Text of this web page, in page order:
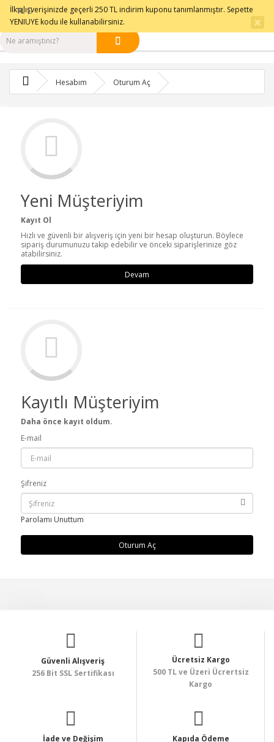
İlk alışverişinizde geçerli 250 TL indirim kuponu tanımlanmıştır. Sepette
YENIUYE kodu ile kullanabilirsiniz.
×
TL 0501 331 9500 Sipariş Takip İletişim
Hesabım Oturum Aç
Yeni Müşteriyim
Kayıt Ol
Hızlı ve güvenli bir alışveriş için yeni bir hesap oluşturun. Böylece
sipariş durumunuzu takip edebilir ve önceki siparişlerinize göz
atabilirsiniz.
Devam
Kayıtlı Müşteriyim
Daha önce kayıt oldum.
E-mail
Şifreniz
Parolamı Unuttum
Güvenli Alışveriş
256 Bit SSL Sertifikası
Ücretsiz Kargo
500 TL ve Üzeri Ücrertsiz
Kargo
İade ve Değişim
Kapıda Ödeme